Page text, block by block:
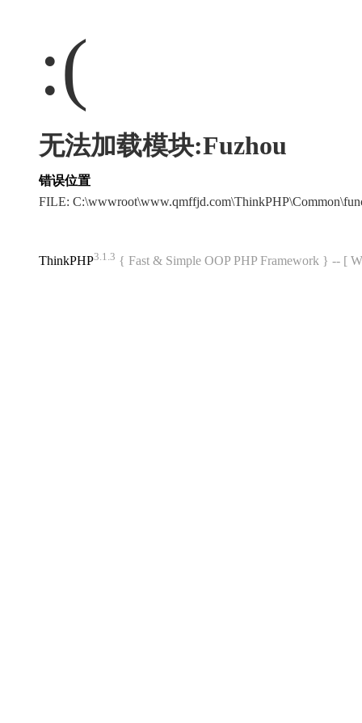
:(
无法加载模块:Fuzhou
错误位置
FILE:
ThinkPHP3.1.3 { Fast & Simple OOP PHP Framework } -- [